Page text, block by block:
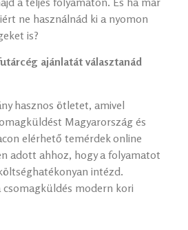
ne használnád ki a nyomon
is?
ajánlatát választanád
hasznos ötletet, amivel
Magyarország és
elérhető temérdek online
adott ahhoz, hogy a folyamatot
intézd.
csomagküldés modern kori